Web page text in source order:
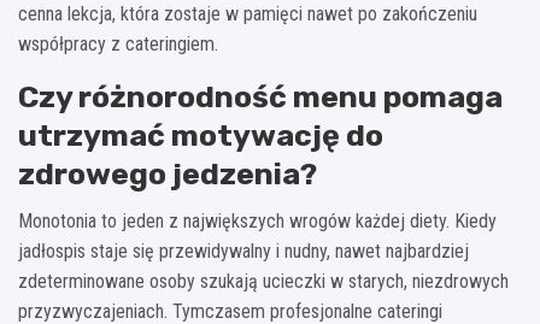
cenna lekcja, która zostaje w pamięci nawet po zakończeniu
współpracy z cateringiem.
Czy różnorodność menu pomaga
utrzymać motywację do
zdrowego jedzenia?
Monotonia to jeden z największych wrogów każdej diety. Kiedy
jadłospis staje się przewidywalny i nudny, nawet najbardziej
zdeterminowane osoby szukają ucieczki w starych, niezdrowych
przyzwyczajeniach. Tymczasem profesjonalne cateringi